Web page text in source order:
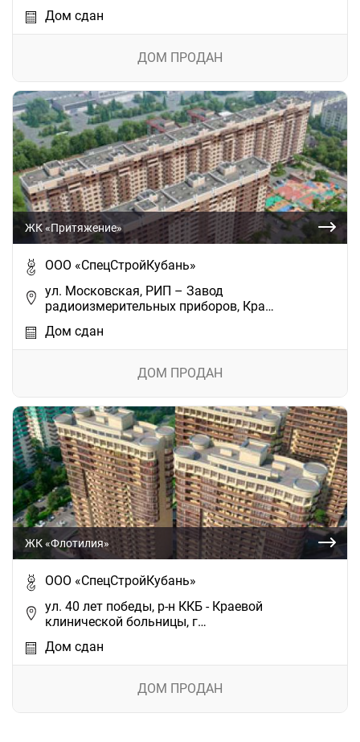
Дом сдан
ДОМ ПРОДАН
ЖК «Притяжение»
ООО «СпецСтройКубань»
ул. Московская, РИП – Завод
радиоизмерительных приборов, Кра…
Дом сдан
ДОМ ПРОДАН
ЖК «Флотилия»
ООО «СпецСтройКубань»
ул. 40 лет победы, р-н ККБ - Краевой
клинической больницы, г…
Дом сдан
ДОМ ПРОДАН